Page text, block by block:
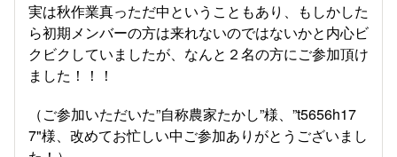
実は秋作業真っただ中ということもあり、もしかした
ら初期メンバーの方は来れないのではないかと内心ビ
クビクしていましたが、なんと２名の方にご参加頂け
ました！！！
（ご参加いただいた”自称農家たかし”様、”t5656h17
7"様、改めてお忙しい中ご参加ありがとうございまし